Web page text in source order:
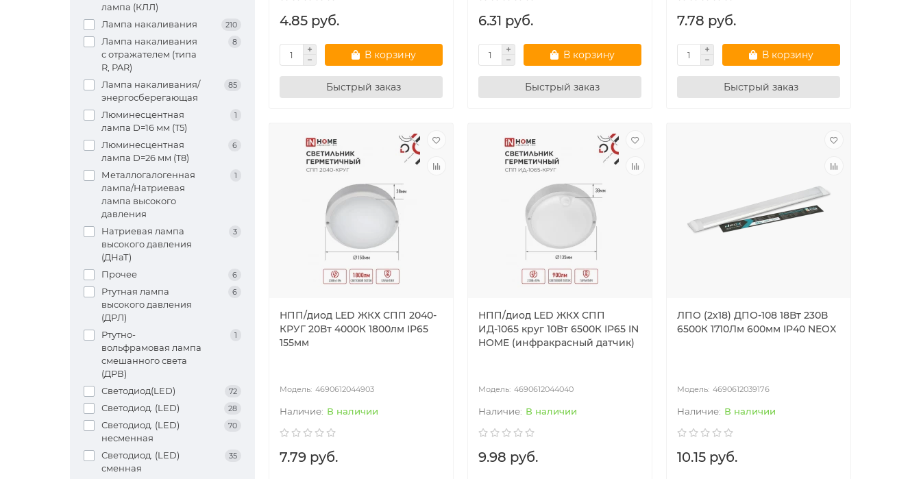
лампа (КЛЛ)
Лампа накаливания 210
Лампа накаливания
с отражателем (типа
R, PAR)
8
Лампа накаливания/
энергосберегающая
85
Люминесцентная
лампа D=16 мм (T5)
1
Люминесцентная
лампа D=26 мм (T8)
6
Металлогалогенная
лампа/Натриевая
лампа высокого
давления
1
Натриевая лампа
высокого давления
(ДНаТ)
3
Прочее 6
Ртутная лампа
высокого давления
(ДРЛ)
6
Ртутно-
вольфрамовая лампа
смешанного света
(ДРВ)
1
Светодиод(LED) 72
Светодиод. (LED) 28
Светодиод. (LED)
несменная
70
Светодиод. (LED)
сменная
35
4.85 руб.
В корзину
Быстрый заказ
6.31 руб.
В корзину
Быстрый заказ
7.78 руб.
В корзину
Быстрый заказ
НПП/диод LED ЖКХ СПП 2040-
КРУГ 20Вт 4000К 1800лм IP65
155мм
4690612044903
В наличии
7.79 руб.
НПП/диод LED ЖКХ СПП
ИД-1065 круг 10Вт 6500К IP65 IN
HOME (инфракрасный датчик)
4690612044040
В наличии
9.98 руб.
ЛПО (2х18) ДПО-108 18Вт 230В
6500К 1710Лм 600мм IP40 NEOX
4690612039176
В наличии
10.15 руб.